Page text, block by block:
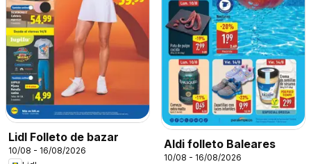
Lidl Folleto de bazar
10/08 - 16/08/2026
Aldi folleto Baleares
10/08 - 16/08/2026